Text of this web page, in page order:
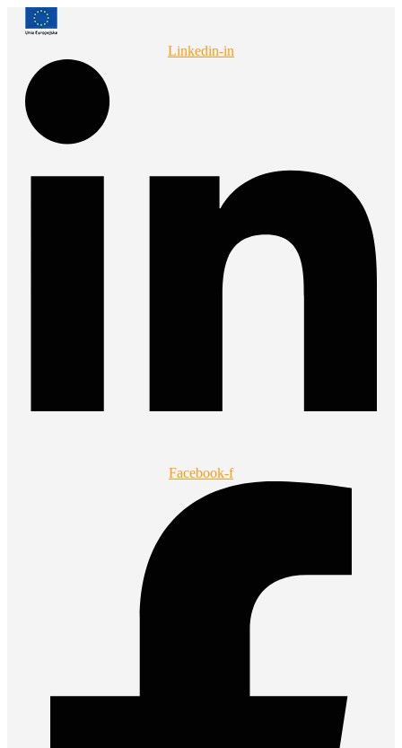
Przejdź
Linkedin-in
Facebook-f